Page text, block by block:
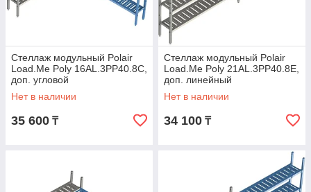
Стеллаж модульный Polair
Load.Me Poly 16AL.3PP40.8C,
доп. угловой
Нет в наличии
35 600 ₸
Стеллаж модульный Polair
Load.Me Poly 21AL.3PP40.8Е,
доп. линейный
Нет в наличии
34 100 ₸